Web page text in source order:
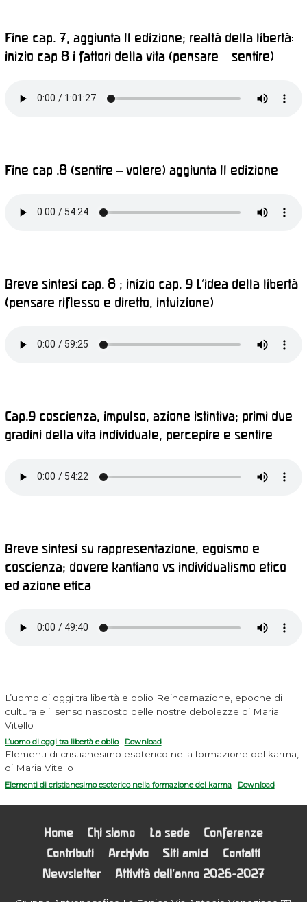
Fine cap. 7, aggiunta II edizione; realtà della libertà:
inizio cap 8 i fattori della vita (pensare – sentire)
Fine cap .8 (sentire – volere) aggiunta II edizione
Breve sintesi cap. 8 ; inizio cap. 9 L’idea della libertà
(pensare riflesso e diretto, intuizione)
Cap.9 coscienza, impulso, azione istintiva; primi due
gradini della vita individuale, percepire e sentire
Breve sintesi su rappresentazione, egoismo e
coscienza; dovere kantiano vs individualismo etico
ed azione etica
L’uomo di oggi tra libertà e oblio Reincarnazione, epoche di
cultura e il senso nascosto delle nostre debolezze di Maria
Vitello
L’uomo di oggi tra libertà e oblio Download
Elementi di cristianesimo esoterico nella formazione del karma,
di Maria Vitello
Elementi di cristianesimo esoterico nella formazione del karma Download
Home Chi siamo La sede
Conferenze
Contributi
Archivio Siti amici
Contatti
Newsletter
Attività dell’anno 2026-2027